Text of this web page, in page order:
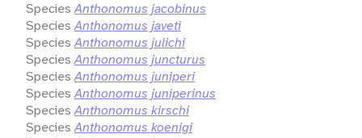
Species Anthonomus jacobinus
Species Anthonomus javeti
Species Anthonomus julichi
Species Anthonomus juncturus
Species Anthonomus juniperi
Species Anthonomus juniperinus
Species Anthonomus kirschi
Species Anthonomus koenigi